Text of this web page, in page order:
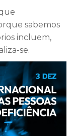
sabemos
incluem,
se.